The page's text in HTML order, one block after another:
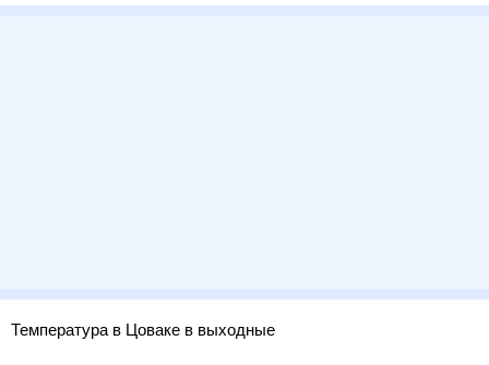
Температура в Цоваке в выходные